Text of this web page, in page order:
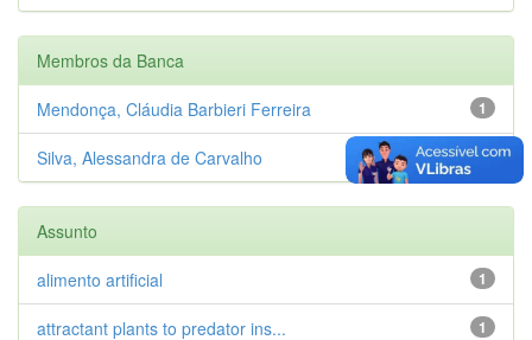
Membros da Banca
1
Mendonça, Cláudia Barbieri Ferreira
1
Silva, Alessandra de Carvalho
Assunto
1
alimento artificial
1
attractant plants to predator ins...